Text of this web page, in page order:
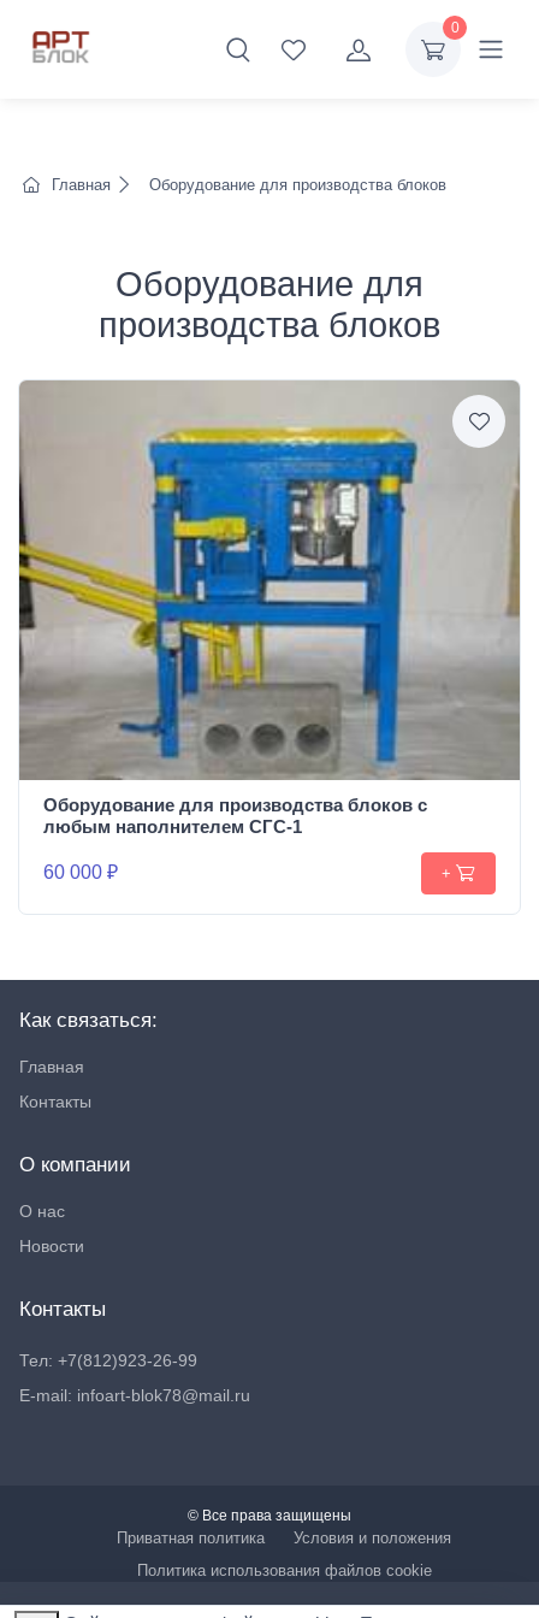
0
Главная Оборудование для производства блоков
Оборудование для
производства блоков
Оборудование для производства блоков c
любым наполнителем СГС-1
60 000 ₽ +
Как связаться:
Главная
Контакты
О компании
О нас
Новости
Контакты
Тел: +7(812)923-26-99
E-mail: infoart-blok78@mail.ru
© Все права защищены
Приватная политика
Условия и положения
Политика использования файлов cookie